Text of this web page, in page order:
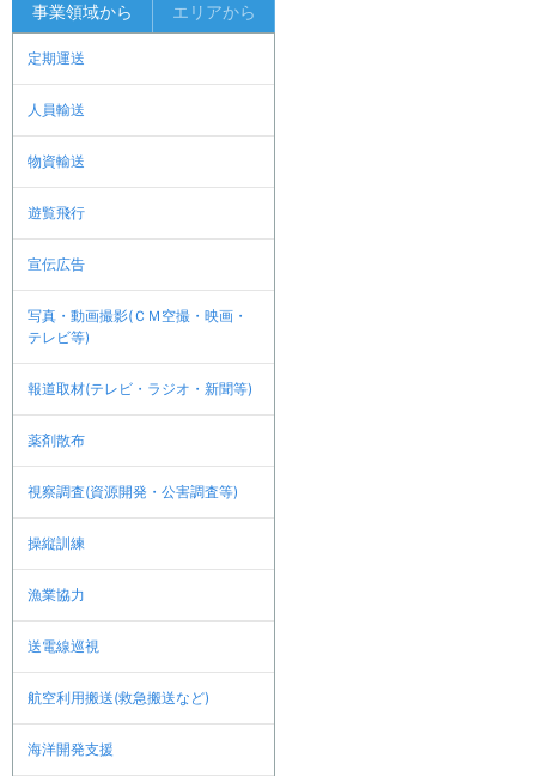
事業領域から エリアから
定期運送
人員輸送
物資輸送
遊覧飛行
宣伝広告
写真・動画撮影(ＣＭ空撮・映画・
テレビ等)
報道取材(テレビ・ラジオ・新聞等)
薬剤散布
視察調査(資源開発・公害調査等)
操縦訓練
漁業協力
送電線巡視
航空利用搬送(救急搬送など)
海洋開発支援